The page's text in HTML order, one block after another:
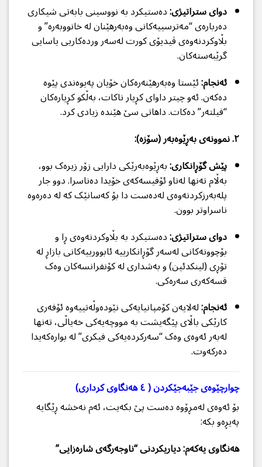
دوای ستراتیژی:دەستیکرد بە نووسینی بابەتی شیکاری
دەربارەی “مەترسییەکانی وەبەرهێنان لە خانووبەرە” و
بڵاوکردنەوەی ڤیدیۆی کورت لەسەر وردەکاریی یاسایی
گرێبەستەکان.
ئەنجام:ئێستا وەبەرهێنەرەکان خۆیان پەیوەندی پێوە
دەکەن. ئەو چیتر داوای کڕیار ناکات، بەڵکو کڕیارەکان
“فیلتەر” دەکات. داهاتی سێ هێندە زیادی کرد.
٢. نموونەی بەڕێوەبەر (سۆزە):
پێش گۆڕانکاری:بەڕێوەبەرێکی دارایی زۆر زیرەک بوو،
بەڵام تەنها لەناو ئۆفیسەکەی خۆیدا دەناسرا. دوو جار
پلەبەرزکردنەوەی لەدەست دا بۆ کەسانێک کە لە دەرەوە
ناسراوتر بوون.
دوای ستراتیژی:دەستیکرد بە بڵاوکردنەوەی ڕا و
بۆچوونەکانی لەسەر گۆڕانکارییە ئابوورییەکانی بازاڕ لە
تۆڕی (لینکدئین) و بەشداری لە کۆنفرانسەکان وەک
قسەکەری سەرەکی.
ئەنجام:لەلایەن کۆمپانیایەکی نێودەوڵەتییەوە ئۆفەری
کارێکی باڵای پێگەیشت بە مووچەیەکی خەیاڵی، تەنها
لەبەر ئەوەی وەک “سەرکردەیەکی فیکری” لە بوارەکەیدا
دەرکەوت.
چوارچێوەی جێبەجێکردن ( ٤ هەنگاوی کرداری)
بۆ ئەوەی لەمڕۆوە دەست پێ بکەیت، ئەم نەخشە ڕێگایە
پەیڕەو بکە:
هەنگاوی یەکەم: دیاریکردنی “ناوجەرگەی شارەزایی”